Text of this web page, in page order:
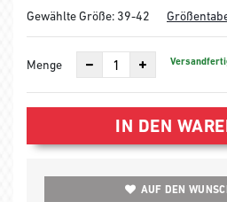
Gewählte Größe: 39-42
Menge
IN DEN
AUF DEN